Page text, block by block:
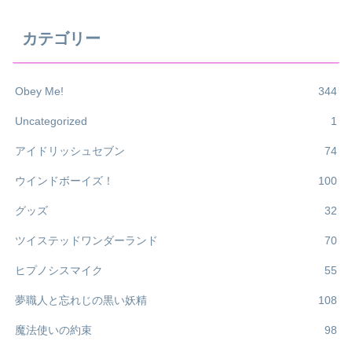
カテゴリー
Obey Me! 344
Uncategorized 1
アイドリッシュセブン 74
ウインドボーイズ！ 100
グッズ 32
ツイステッドワンダーランド 70
ヒプノシスマイク 55
夢職人と忘れじの黒い妖精 108
魔法使いの約束 98